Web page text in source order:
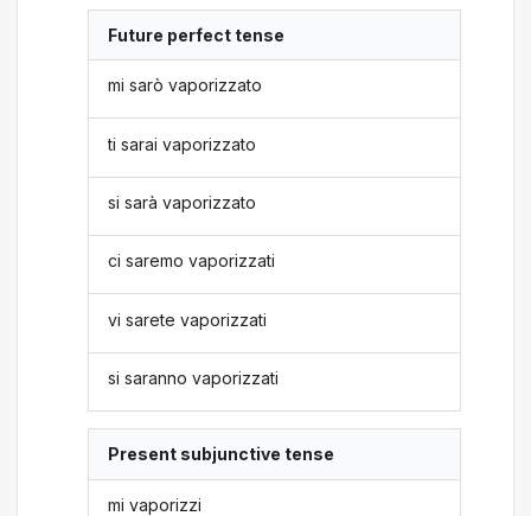
Future perfect tense
mi sarò vaporizzato
ti sarai vaporizzato
si sarà vaporizzato
ci saremo vaporizzati
vi sarete vaporizzati
si saranno vaporizzati
Present subjunctive tense
mi vaporizzi